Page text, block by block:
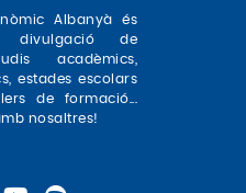
Albanyà és
de
acadèmics,
estades escolars
de formació...
nosaltres!